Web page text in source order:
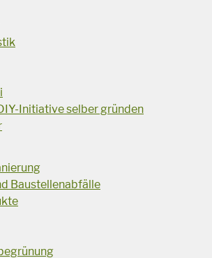
Initiative selber gründen
Baustellenabfälle